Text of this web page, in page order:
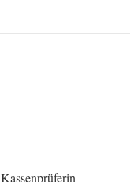
Kassenprüferin